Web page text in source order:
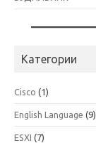
Категории
Cisco (1)
English Language (9)
ESXI (7)